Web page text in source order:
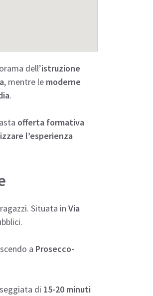
dell’istruzione
, mentre le moderne
.
offerta formativa
l’esperienza
Situata in Via
a Prosecco-
di 15-20 minuti